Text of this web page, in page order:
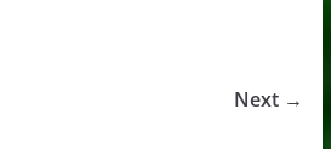
Next →